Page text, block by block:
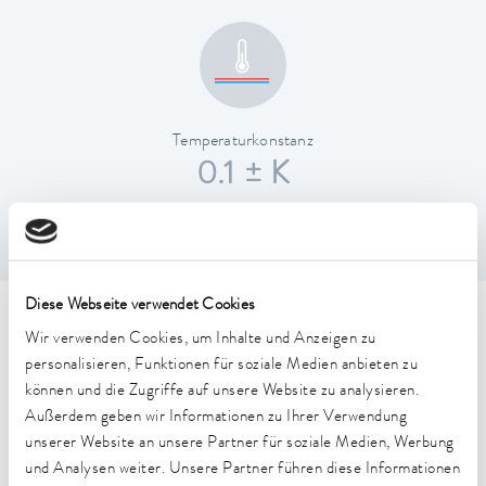
Diese Webseite verwendet Cookies
Wir verwenden Cookies, um Inhalte und Anzeigen zu
personalisieren, Funktionen für soziale Medien anbieten zu
können und die Zugriffe auf unsere Website zu analysieren.
Außerdem geben wir Informationen zu Ihrer Verwendung
unserer Website an unsere Partner für soziale Medien, Werbung
und Analysen weiter. Unsere Partner führen diese Informationen
Temperaturkonstanz
0.1 ± K
Technische Merkmale (nach
DIN 12876)
Arbeitstemperaturbereich
25 ... 100 °C